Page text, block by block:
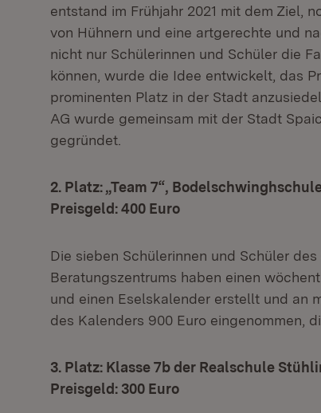
entstand im Frühjahr 2021 mit dem Ziel,
von Hühnern und eine artgerechte und
nicht nur Schülerinnen und Schüler die
können, wurde die Idee entwickelt, das
prominenten Platz in der Stadt
AG wurde gemeinsam mit der Stadt
gegründet.
2. Platz: „Team 7“,
Preisgeld: 400 Euro
Die sieben Schülerinnen und Schüler
Beratungszentrums haben einen
und einen Eselskalender erstellt und an
des Kalenders 900 Euro eingenommen,
3. Platz: Klasse 7b der Realschule
Preisgeld: 300 Euro